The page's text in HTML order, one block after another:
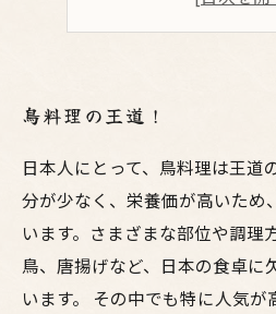
鳥料理の王道！
日本人にとって、鳥料理は王道
分が少なく、栄養価が高いため
います。さまざまな部位や調理
鳥、唐揚げなど、日本の食卓に
います。 その中でも特に人気が